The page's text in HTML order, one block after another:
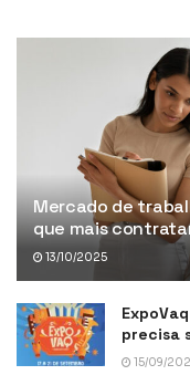
Mercado de
que mais
13/10/2025
precisa
15/09/